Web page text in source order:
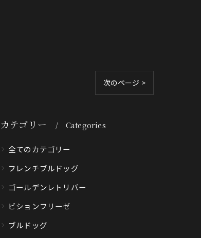
次のページ >
カテゴリー Categories
全てのカテゴリー
フレンチブルドッグ
ゴールデンレトリバー
ビションフリーゼ
ブルドッグ